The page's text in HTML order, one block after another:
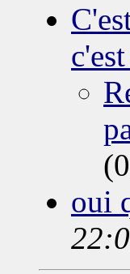
oui